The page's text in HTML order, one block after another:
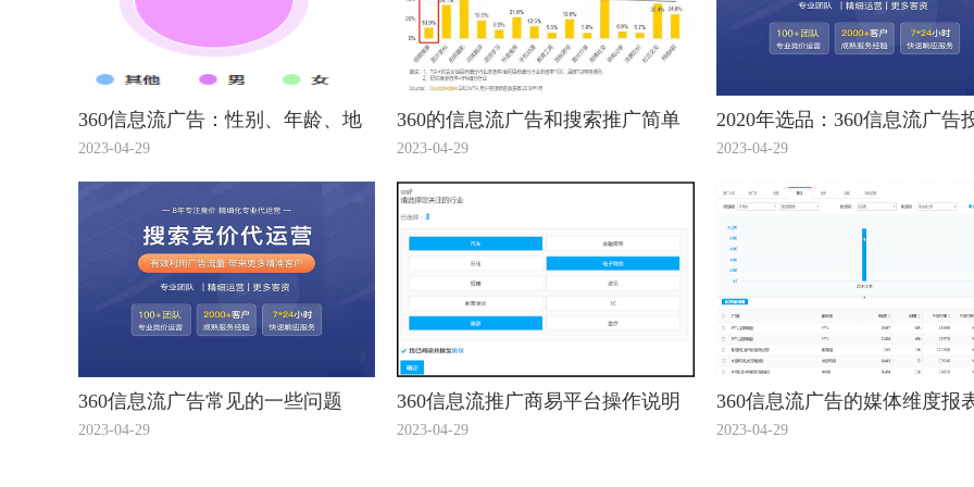
360信息流广告：性别、年龄、地
域，你真的会设么？
2023-04-29
360的信息流广告和搜索推广简单
的介绍您看看！
2023-04-29
2020年选品：360信息流广告
趋势看出12个潜力爆款！
2023-04-29
360信息流广告常见的一些问题
2023-04-29
360信息流推广商易平台操作说明
2023-04-29
360信息流广告的媒体维度报
2023-04-29